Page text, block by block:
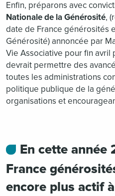
Enfin, préparons avec
Nationale de la Générosité,
date de France générosités
Générosité) annoncée par
Vie Associative pour fin avril
devrait permettre des
toutes les administrations
politique publique de la
organisations et
En cette année
France
encore plus actif